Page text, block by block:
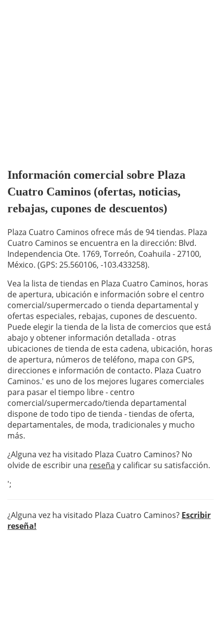
Información comercial sobre Plaza
Cuatro Caminos (ofertas, noticias,
rebajas, cupones de descuentos)
Plaza Cuatro Caminos ofrece más de 94 tiendas. Plaza
Cuatro Caminos se encuentra en la dirección: Blvd.
Independencia Ote. 1769, Torreón, Coahuila - 27100,
México. (GPS: 25.560106, -103.433258).
Vea la lista de tiendas en Plaza Cuatro Caminos, horas
de apertura, ubicación e información sobre el centro
comercial/supermercado o tienda departamental y
ofertas especiales, rebajas, cupones de descuento.
Puede elegir la tienda de la lista de comercios que está
abajo y obtener información detallada - otras
ubicaciones de tienda de esta cadena, ubicación, horas
de apertura, números de teléfono, mapa con GPS,
direcciones e información de contacto. Plaza Cuatro
Caminos.' es uno de los mejores lugares comerciales
para pasar el tiempo libre - centro
comercial/supermercado/tienda departamental
dispone de todo tipo de tienda - tiendas de oferta,
departamentales, de moda, tradicionales y mucho
más.
¿Alguna vez ha visitado Plaza Cuatro Caminos? No
olvide de escribir una reseña y calificar su satisfacción.
';
¿Alguna vez ha visitado Plaza Cuatro Caminos? Escribir
reseña!